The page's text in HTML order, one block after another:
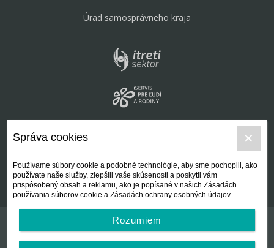
Úrad samosprávneho kraja
Kontakt
Správa cookies
Používame súbory cookie a podobné technológie, aby sme pochopili, ako
používate naše služby, zlepšili vaše skúsenosti a poskytli vám
prispôsobený obsah a reklamu, ako je popísané v našich Zásadách
používania súborov cookie a Zásadách ochrany osobných údajov.
Rozumiem